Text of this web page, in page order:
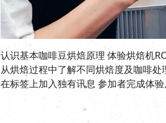
认识基本咖啡豆烘焙原理 体验烘焙机
从烘焙过程中了解不同烘焙度及咖啡
在标签上加入独有讯息 参加者完成体